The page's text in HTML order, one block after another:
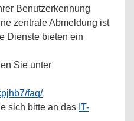
Benutzerkennung
zentrale Abmeldung ist
Dienste bieten ein
Sie unter
faq/
sich bitte an das IT-